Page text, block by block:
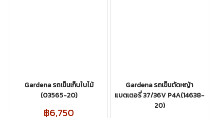
Gardena รถเข็นเก็บใบไม้
(03565-20)
฿6,750
Gardena รถเข็นตัดหญ้า
แบตเตอรี่ 37/36V P4A(14638-
20)